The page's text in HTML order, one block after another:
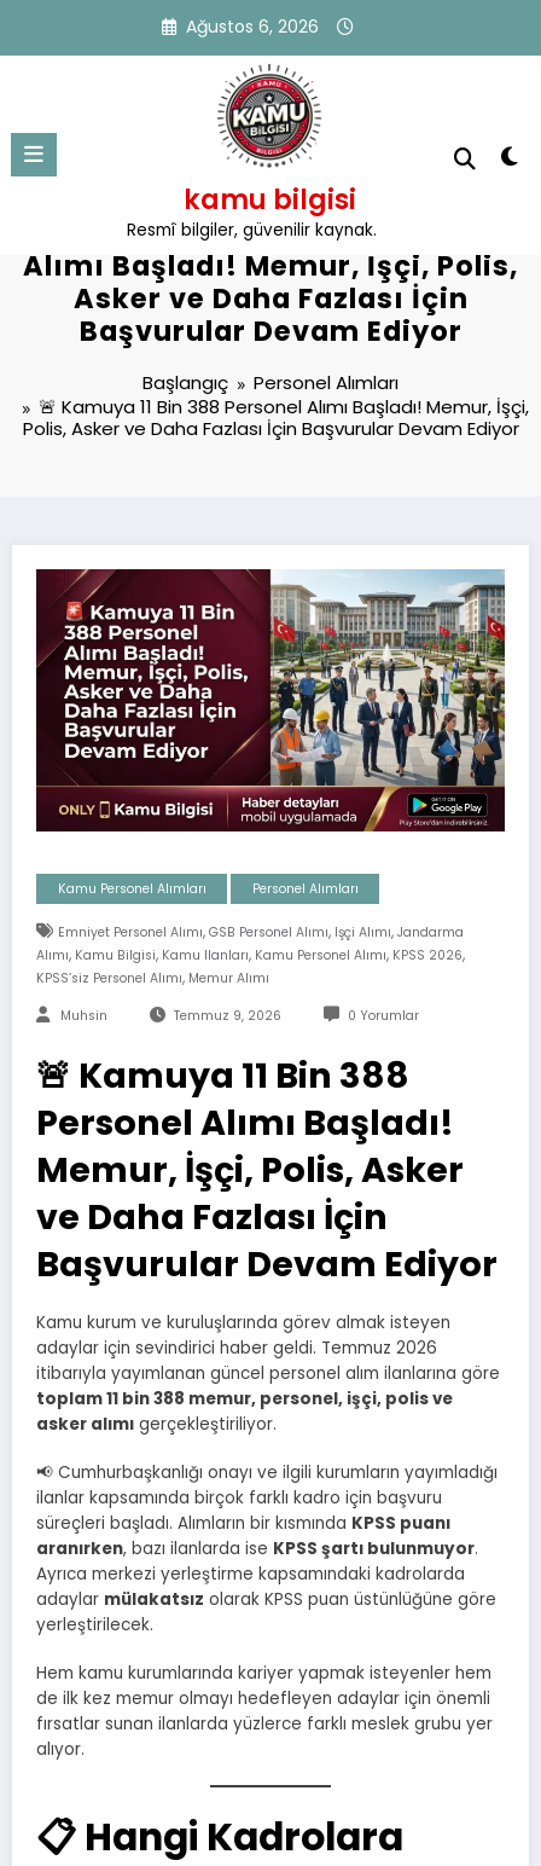
Ağustos 6, 2026
kamu bilgisi
Resmî bilgiler, güvenilir kaynak.
🚨 Kamuya 11 Bin 388 Personel
Alımı Başladı! Memur, İşçi, Polis,
Asker ve Daha Fazlası İçin
Başvurular Devam Ediyor
Başlangıç
Personel Alımları
🚨 Kamuya 11 Bin 388 Personel Alımı Başladı! Memur, İşçi,
Polis, Asker ve Daha Fazlası İçin Başvurular Devam Ediyor
Kamu Personel Alımları Personel Alımları
Emniyet Personel Alımı, GSB Personel Alımı, Işçi Alımı, Jandarma
Alımı, Kamu Bilgisi, Kamu Ilanları, Kamu Personel Alımı, KPSS 2026,
KPSS’siz Personel Alımı, Memur Alımı
Muhsin Temmuz 9, 2026 0 Yorumlar
🚨 Kamuya 11 Bin 388
Personel Alımı Başladı!
Memur, İşçi, Polis, Asker
ve Daha Fazlası İçin
Başvurular Devam Ediyor
Kamu kurum ve kuruluşlarında görev almak isteyen
adaylar için sevindirici haber geldi. Temmuz 2026
itibarıyla yayımlanan güncel personel alım ilanlarına göre
toplam 11 bin 388 memur, personel, işçi, polis ve
asker alımı gerçekleştiriliyor.
📢 Cumhurbaşkanlığı onayı ve ilgili kurumların yayımladığı
ilanlar kapsamında birçok farklı kadro için başvuru
süreçleri başladı. Alımların bir kısmında KPSS puanı
aranırken, bazı ilanlarda ise KPSS şartı bulunmuyor.
Ayrıca merkezi yerleştirme kapsamındaki kadrolarda
adaylar mülakatsız olarak KPSS puan üstünlüğüne göre
yerleştirilecek.
Hem kamu kurumlarında kariyer yapmak isteyenler hem
de ilk kez memur olmayı hedefleyen adaylar için önemli
fırsatlar sunan ilanlarda yüzlerce farklı meslek grubu yer
alıyor.
📋 Hangi Kadrolara